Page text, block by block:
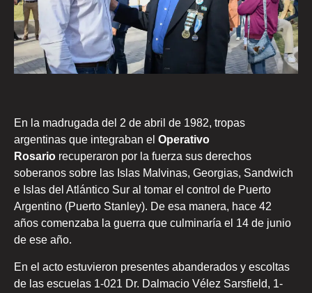
En la madrugada del 2 de abril de 1982, tropas
argentinas que integraban el Operativo
Rosario recuperaron por la fuerza sus derechos
soberanos sobre las Islas Malvinas, Georgias, Sandwich
e Islas del Atlántico Sur al tomar el control de Puerto
Argentino (Puerto Stanley). De esa manera, hace 42
años comenzaba la guerra que culminaría el 14 de junio
de ese año.
En el acto estuvieron presentes abanderados y escoltas
de las escuelas 1-021 Dr. Dalmacio Vélez Sarsfield, 1-